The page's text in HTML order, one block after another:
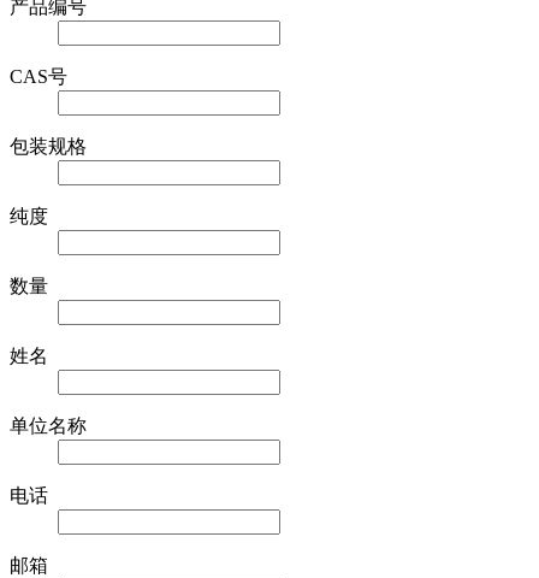
产品编号
CAS号
包装规格
纯度
数量
姓名
单位名称
电话
邮箱